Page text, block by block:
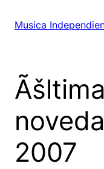
Musica
2007